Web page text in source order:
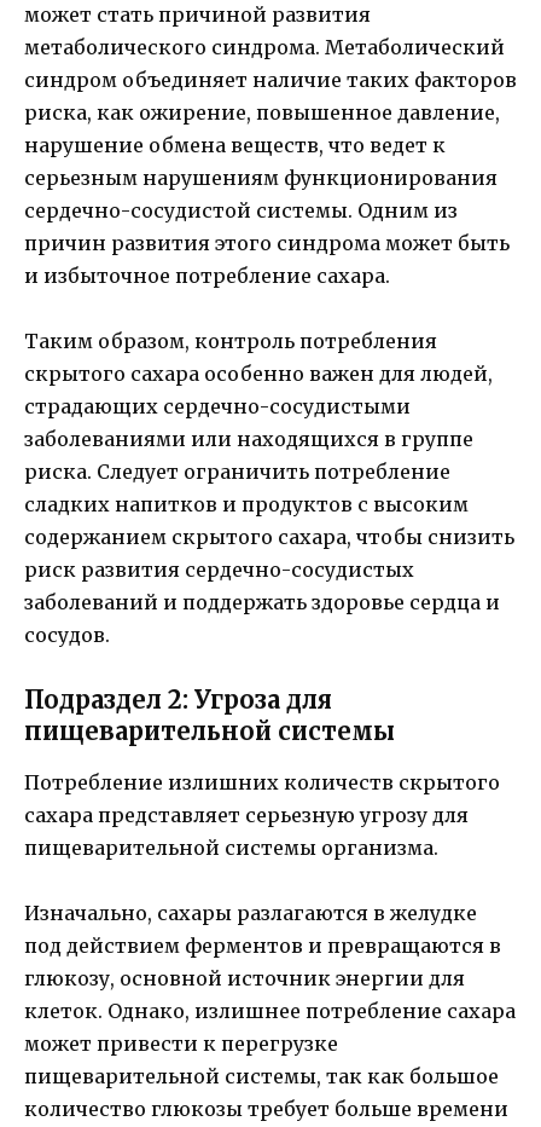
может стать причиной развития
метаболического синдрома. Метаболический
синдром объединяет наличие таких факторов
риска, как ожирение, повышенное давление,
нарушение обмена веществ, что ведет к
серьезным нарушениям функционирования
сердечно-сосудистой системы. Одним из
причин развития этого синдрома может быть
и избыточное потребление сахара.
Таким образом, контроль потребления
скрытого сахара особенно важен для людей,
страдающих сердечно-сосудистыми
заболеваниями или находящихся в группе
риска. Следует ограничить потребление
сладких напитков и продуктов с высоким
содержанием скрытого сахара, чтобы снизить
риск развития сердечно-сосудистых
заболеваний и поддержать здоровье сердца и
сосудов.
Подраздел 2: Угроза для
пищеварительной системы
Потребление излишних количеств скрытого
сахара представляет серьезную угрозу для
пищеварительной системы организма.
Изначально, сахары разлагаются в желудке
под действием ферментов и превращаются в
глюкозу, основной источник энергии для
клеток. Однако, излишнее потребление сахара
может привести к перегрузке
пищеварительной системы, так как большое
количество глюкозы требует больше времени